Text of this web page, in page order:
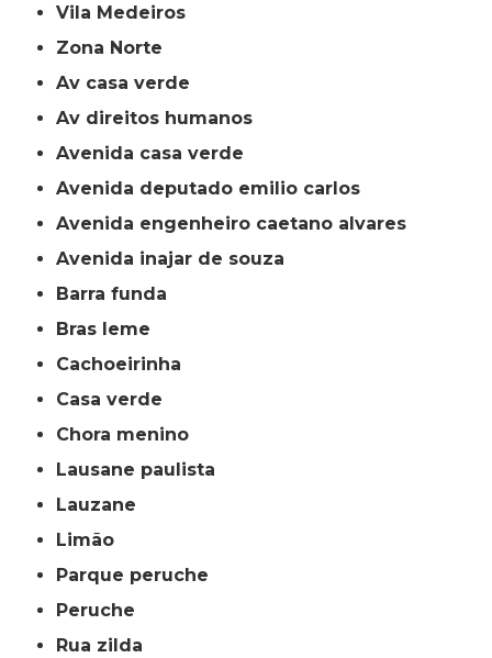
Vila Medeiros
Zona Norte
av casa verde
av direitos humanos
avenida casa verde
avenida deputado emilio carlos
avenida engenheiro caetano alvares
avenida inajar de souza
barra funda
bras leme
cachoeirinha
casa verde
chora menino
lausane paulista
lauzane
limão
parque peruche
peruche
rua zilda